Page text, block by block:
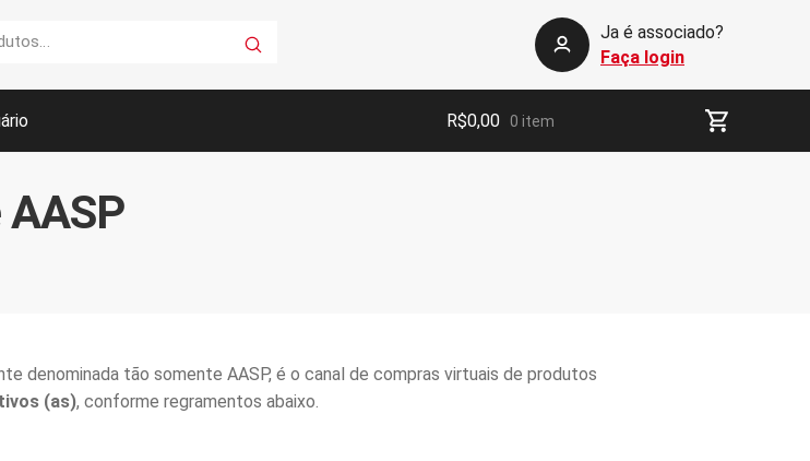
Ja é associado?
Faça login
Termos e condições
R$0,00 0 item
denominada tão somente AASP, é o canal de compras virtuais de produtos
(as), conforme regramentos abaixo.